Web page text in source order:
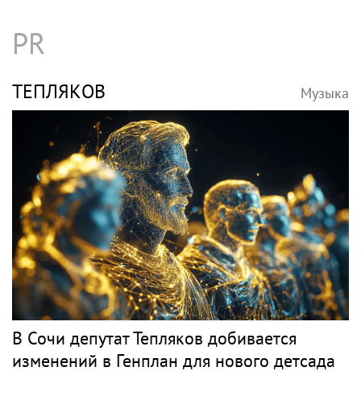
PR
ТЕПЛЯКОВ Музыка
В Сочи депутат Тепляков добивается
изменений в Генплан для нового детсада